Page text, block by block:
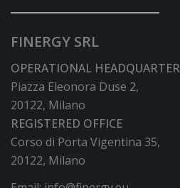
FINERGY SRL
OPERATIONAL HEADQUARTER
Piazza Eleonora Duse 2,
20122, Milano
REGISTERED OFFICE
Corso di Porta Vigentina 35,
20122, Milano